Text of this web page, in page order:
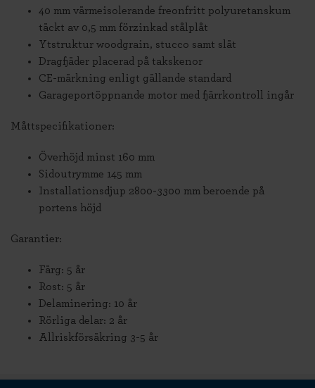
40 mm värmeisolerande freonfritt polyuretanskum
täckt av 0,5 mm förzinkad stålplåt
Ytstruktur woodgrain, stucco samt slät
Dragfjäder placerad på takskenor
CE-märkning enligt gällande standard
Garageportöppnande motor med fjärrkontroll ingår
Måttspecifikationer:
Överhöjd minst 160 mm
Sidoutrymme 145 mm
Installationsdjup 2800-3300 mm beroende på
portens höjd
Garantier:
Färg: 5 år
Rost: 5 år
Delaminering: 10 år
Rörliga delar: 2 år
Allriskförsäkring 3-5 år